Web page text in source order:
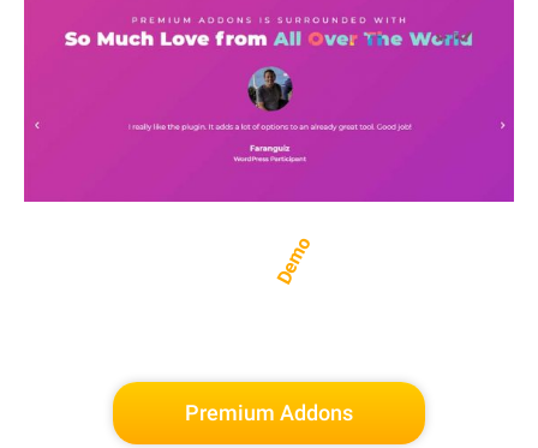
Demo
Premium Addons